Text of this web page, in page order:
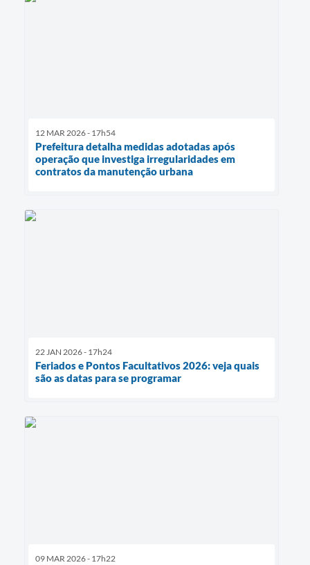
12 MAR 2026 - 17h54
Prefeitura detalha medidas adotadas após
operação que investiga irregularidades em
contratos da manutenção urbana
22 JAN 2026 - 17h24
Feriados e Pontos Facultativos 2026: veja quais
são as datas para se programar
09 MAR 2026 - 17h22